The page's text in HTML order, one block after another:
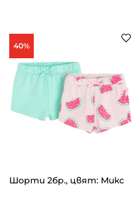
40%
Шорти 2бр., цвят: Микс